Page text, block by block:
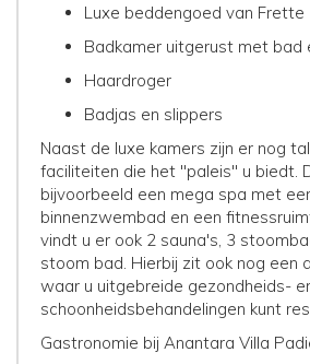
Luxe beddengoed van Frette
Badkamer uitgerust met bad
Haardroger
Badjas en slippers
Naast de luxe kamers zijn er nog
faciliteiten die het ''paleis'' u biedt.
bijvoorbeeld een mega spa met
binnenzwembad en een
vindt u er ook 2 sauna's, 3
stoom bad. Hierbij zit ook nog een
waar u uitgebreide gezondheids-
schoonheidsbehandelingen kunt
Gastronomie bij Anantara Villa